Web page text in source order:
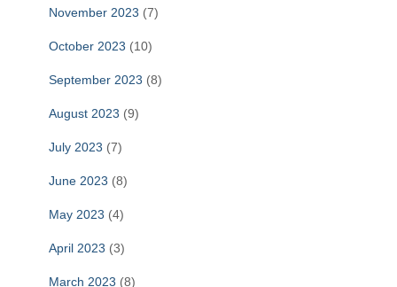
November 2023 (7)
October 2023 (10)
September 2023 (8)
August 2023 (9)
July 2023 (7)
June 2023 (8)
May 2023 (4)
April 2023 (3)
March 2023 (8)